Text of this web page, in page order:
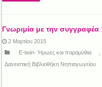
Γνωριμία με την
2 Μαρτίου 2015
E-twin- Ήρωες και παραμύθια
Δανειστική Βιβλιοθήκη Νηπιαγωγείου